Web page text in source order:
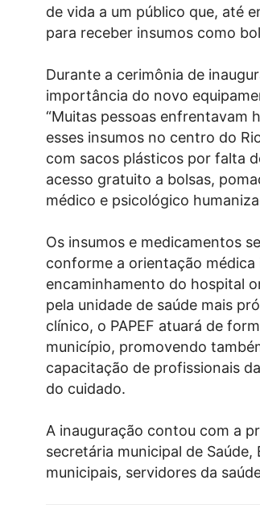
de vida a um público que, até
para receber insumos como
Durante a cerimônia de
importância do novo
“Muitas pessoas enfrentavam
esses insumos no centro do
com sacos plásticos por falta
acesso gratuito a bolsas,
médico e psicológico
Os insumos e medicamentos
conforme a orientação
encaminhamento do hospital
pela unidade de saúde mais
clínico, o PAPEF atuará de
município, promovendo
capacitação de profissionais
do cuidado.
A inauguração contou com a
secretária municipal de
municipais, servidores da